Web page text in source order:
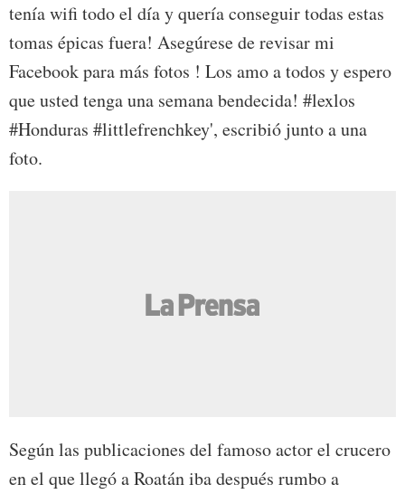
tenía wifi todo el día y quería conseguir todas estas
tomas épicas fuera! Asegúrese de revisar mi
Facebook para más fotos ! Los amo a todos y espero
que usted tenga una semana bendecida! #lexlos
#Honduras #littlefrenchkey', escribió junto a una
foto.
Según las publicaciones del famoso actor el crucero
en el que llegó a Roatán iba después rumbo a